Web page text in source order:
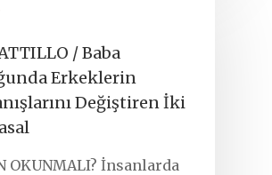
/ Baba
Erkeklerin
Değiştiren İki
OKUNMALI? İnsanlarda